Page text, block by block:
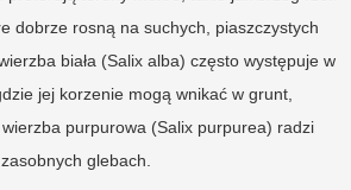
dobrze rosną na suchych, piaszczystych
biała (Salix alba) często występuje w
jej korzenie mogą wnikać w grunt,
purpurowa (Salix purpurea) radzi
glebach.